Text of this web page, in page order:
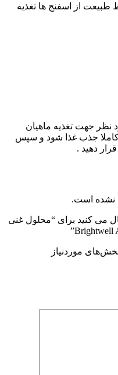
طبیعت از اسفنج ها تغذیه
نظر جهت تغذیه ماهیان
تا کاملا جذب غذا شود و سپس
دهید .
نشده است.
می کنید برای “محلول غنی
موردنیاز